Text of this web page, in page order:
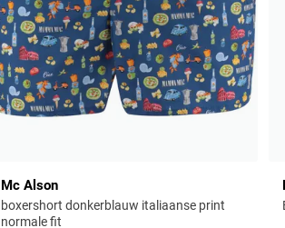
Mc Alson
boxershort donkerblauw italiaanse print
normale fit